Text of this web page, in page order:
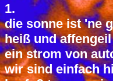
1.
die sonne ist 'ne
heiß und affengeil
ein strom von
wir sind einfach